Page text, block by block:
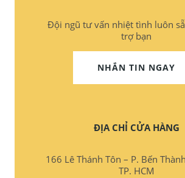
Đội ngũ tư vấn nhiệt tình luôn
trợ bạn
NHẮN TIN NGAY
ĐỊA CHỈ CỬA HÀNG
166 Lê Thánh Tôn – P. Bến
TP. HCM